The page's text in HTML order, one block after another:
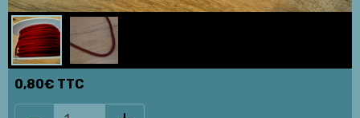
0,80€ TTC